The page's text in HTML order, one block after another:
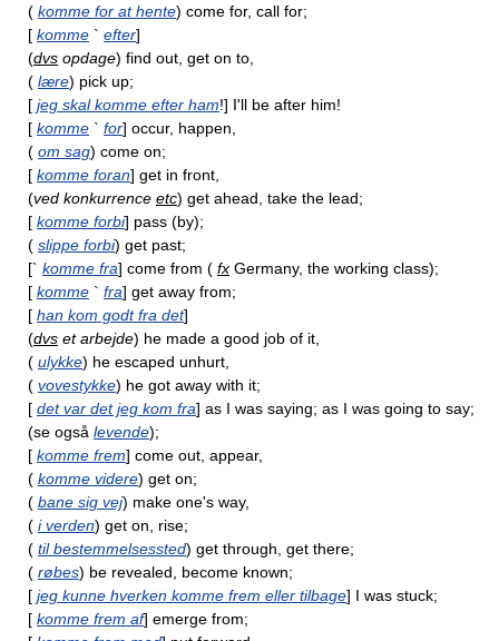
( komme for at hente) come for, call for;
[ komme ` efter]
(dvs opdage) find out, get on to,
( lære) pick up;
[ jeg skal komme efter ham!] I'll be after him!
[ komme ` for] occur, happen,
( om sag) come on;
[ komme foran] get in front,
(ved konkurrence etc) get ahead, take the lead;
[ komme forbi] pass (by);
( slippe forbi) get past;
[` komme fra] come from ( fx Germany, the working class);
[ komme ` fra] get away from;
[ han kom godt fra det]
(dvs et arbejde) he made a good job of it,
( ulykke) he escaped unhurt,
( vovestykke) he got away with it;
[ det var det jeg kom fra] as I was saying; as I was going to say;
(se også levende);
[ komme frem] come out, appear,
( komme videre) get on;
( bane sig vej) make one's way,
( i verden) get on, rise;
( til bestemmelsessted) get through, get there;
( røbes) be revealed, become known;
[ jeg kunne hverken komme frem eller tilbage] I was stuck;
[ komme frem af] emerge from;